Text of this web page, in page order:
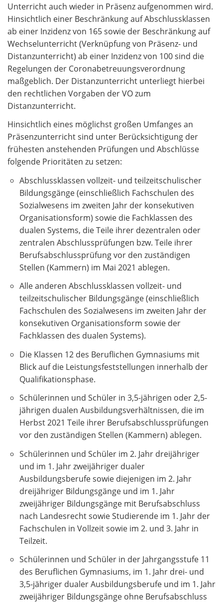
Unterricht auch wieder in Präsenz aufgenommen wird.
Hinsichtlich einer Beschränkung auf Abschlussklassen
ab einer Inzidenz von 165 sowie der Beschränkung auf
Wechselunterricht (Verknüpfung von Präsenz- und
Distanzunterricht) ab einer Inzidenz von 100 sind die
Regelungen der Coronabetreuungsverordnung
maßgeblich. Der Distanzunterricht unterliegt hierbei
den rechtlichen Vorgaben der VO zum
Distanzunterricht.
Hinsichtlich eines möglichst großen Umfanges an
Präsenzunterricht sind unter Berücksichtigung der
frühesten anstehenden Prüfungen und Abschlüsse
folgende Prioritäten zu setzen:
Abschlussklassen vollzeit- und teilzeitschulischer
Bildungsgänge (einschließlich Fachschulen des
Sozialwesens im zweiten Jahr der konsekutiven
Organisationsform) sowie die Fachklassen des
dualen Systems, die Teile ihrer dezentralen oder
zentralen Abschlussprüfungen bzw. Teile ihrer
Berufsabschlussprüfung vor den zuständigen
Stellen (Kammern) im Mai 2021 ablegen.
Alle anderen Abschlussklassen vollzeit- und
teilzeitschulischer Bildungsgänge (einschließlich
Fachschulen des Sozialwesens im zweiten Jahr der
konsekutiven Organisationsform sowie der
Fachklassen des dualen Systems).
Die Klassen 12 des Beruflichen Gymnasiums mit
Blick auf die Leistungsfeststellungen innerhalb der
Qualifikationsphase.
Schülerinnen und Schüler in 3,5-jährigen oder 2,5-
jährigen dualen Ausbildungsverhältnissen, die im
Herbst 2021 Teile ihrer Berufsabschlussprüfungen
vor den zuständigen Stellen (Kammern) ablegen.
Schülerinnen und Schüler im 2. Jahr dreijähriger
und im 1. Jahr zweijähriger dualer
Ausbildungsberufe sowie diejenigen im 2. Jahr
dreijähriger Bildungsgänge und im 1. Jahr
zweijähriger Bildungsgänge mit Berufsabschluss
nach Landesrecht sowie Studierende im 1. Jahr der
Fachschulen in Vollzeit sowie im 2. und 3. Jahr in
Teilzeit.
Schülerinnen und Schüler in der Jahrgangsstufe 11
des Beruflichen Gymnasiums, im 1. Jahr drei- und
3,5-jähriger dualer Ausbildungsberufe und im 1. Jahr
zweijähriger Bildungsgänge ohne Berufsabschluss